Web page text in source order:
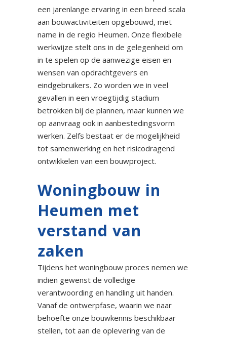
een jarenlange ervaring in een breed scala
aan bouwactiviteiten opgebouwd, met
name in de regio Heumen. Onze flexibele
werkwijze stelt ons in de gelegenheid om
in te spelen op de aanwezige eisen en
wensen van opdrachtgevers en
eindgebruikers. Zo worden we in veel
gevallen in een vroegtijdig stadium
betrokken bij de plannen, maar kunnen we
op aanvraag ook in aanbestedingsvorm
werken. Zelfs bestaat er de mogelijkheid
tot samenwerking en het risicodragend
ontwikkelen van een bouwproject.
Woningbouw in
Heumen met
verstand van
zaken
Tijdens het woningbouw proces nemen we
indien gewenst de volledige
verantwoording en handling uit handen.
Vanaf de ontwerpfase, waarin we naar
behoefte onze bouwkennis beschikbaar
stellen, tot aan de oplevering van de